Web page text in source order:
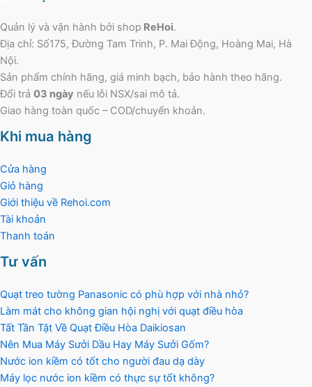
Quản lý và vận hành bởi shop ReHoi.
Địa chỉ: Số175, Đường Tam Trinh, P. Mai Động, Hoàng Mai, Hà
Nội.
Sản phẩm chính hãng, giá minh bạch, bảo hành theo hãng.
Đổi trả 03 ngày nếu lỗi NSX/sai mô tả.
Giao hàng toàn quốc – COD/chuyển khoản.
Khi mua hàng
Cửa hàng
Giỏ hàng
Giới thiệu về Rehoi.com
Tài khoản
Thanh toán
Tư vấn
Quạt treo tường Panasonic có phù hợp với nhà nhỏ?
Làm mát cho không gian hội nghị với quạt điều hòa
Tất Tần Tật Về Quạt Điều Hòa Daikiosan
Nên Mua Máy Sưởi Dầu Hay Máy Sưởi Gốm?
Nước ion kiềm có tốt cho người đau dạ dày
Máy lọc nước ion kiềm có thực sự tốt không?